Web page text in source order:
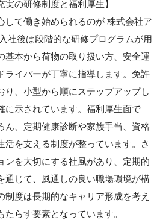
実の研修制度と福利厚生】
して働き始められるのが 株式会社ア
社後は段階的な研修プログラムが用
基本から荷物の取り扱い方、安全運
ライバーが丁寧に指導します。免許
り、小型から順にステップアップし
に示されています。福利厚生面で
ん、定期健康診断や家族手当、資格
活を支える制度が整っています。さ
ンを大切にする社風があり、定期的
通じて、風通しの良い職場環境が構
制度は長期的なキャリア形成を考え
らす要素となっています。